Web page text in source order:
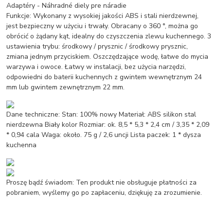
Adaptéry - Náhradné diely pre náradie
Funkcje: Wykonany z wysokiej jakości ABS i stali nierdzewnej,
jest bezpieczny w użyciu i trwały. Obracany o 360 °, można go
obrócić o żądany kąt, idealny do czyszczenia zlewu kuchennego. 3
ustawienia trybu: środkowy / prysznic / środkowy prysznic,
zmiana jednym przyciskiem. Oszczędzające wodę, łatwe do mycia
warzywa i owoce. Łatwy w instalacji, bez użycia narzędzi,
odpowiedni do baterii kuchennych z gwintem wewnętrznym 24
mm lub gwintem zewnętrznym 22 mm.
Dane techniczne: Stan: 100% nowy Materiał: ABS silikon stal
nierdzewna Biały kolor Rozmiar: ok. 8,5 * 5,3 * 2,4 cm / 3,35 * 2,09
* 0,94 cala Waga: około. 75 g / 2,6 uncji Lista paczek: 1 * dysza
kuchenna
Proszę bądź świadom: Ten produkt nie obsługuje płatności za
pobraniem, wyślemy go po zapłaceniu, dziękuję za zrozumienie.